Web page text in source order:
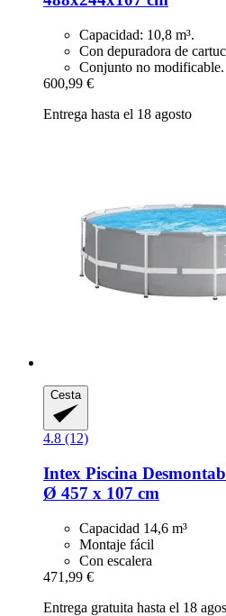
Capacidad: 10,8 m³.
Con depuradora de
Conjunto no modificable.
600,99 €
Entrega hasta el 18 agosto
Cesta
4.8 (12)
Intex Piscina
Ø 457 x 107 cm
Capacidad 14,6 m³
Montaje fácil
Con escalera
471,99 €
Entrega gratuita hasta el 18